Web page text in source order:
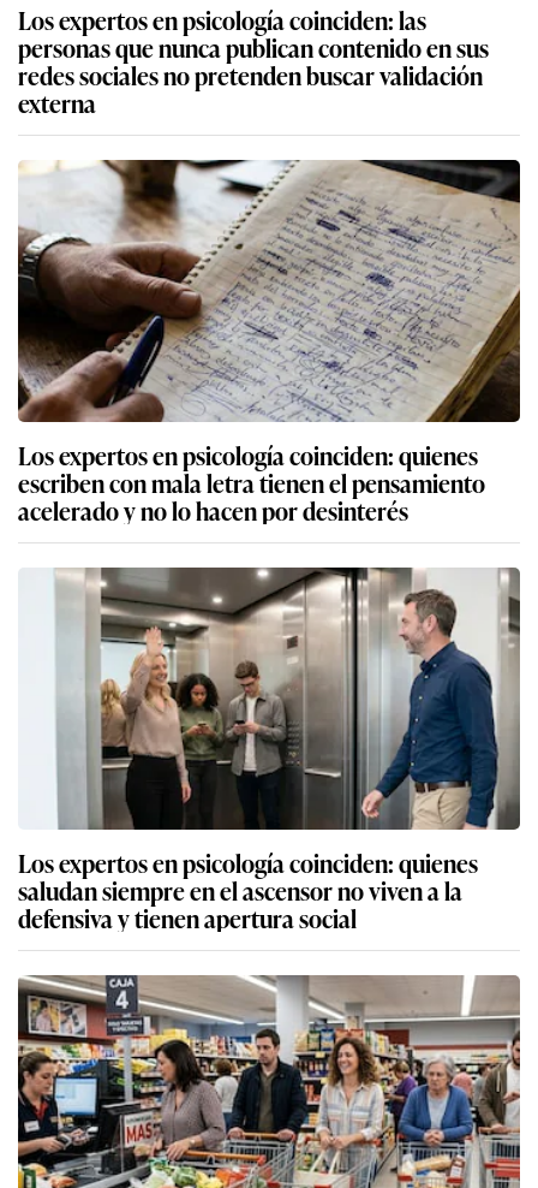
Los expertos en psicología coinciden: las
personas que nunca publican contenido en sus
redes sociales no pretenden buscar validación
externa
Los expertos en psicología coinciden: quienes
escriben con mala letra tienen el pensamiento
acelerado y no lo hacen por desinterés
Los expertos en psicología coinciden: quienes
saludan siempre en el ascensor no viven a la
defensiva y tienen apertura social